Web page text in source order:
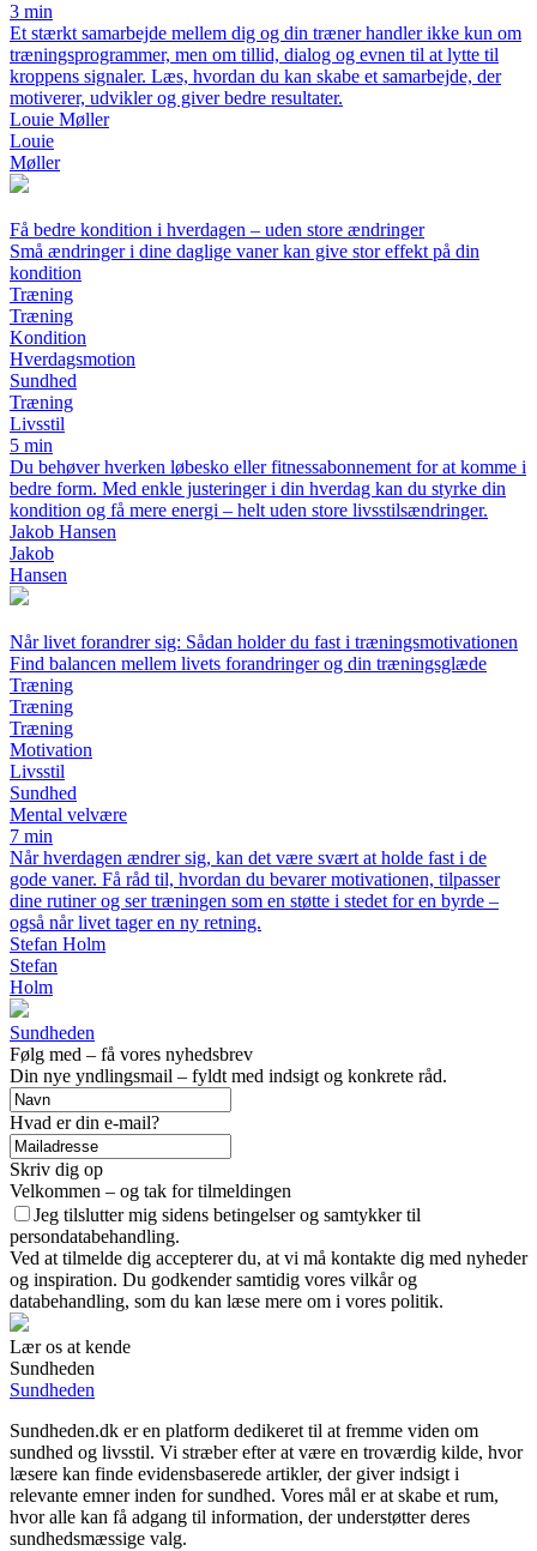
3 min
Et stærkt samarbejde mellem dig og din træner handler ikke kun om
træningsprogrammer, men om tillid, dialog og evnen til at lytte til
kroppens signaler. Læs, hvordan du kan skabe et samarbejde, der
motiverer, udvikler og giver bedre resultater.
Louie Møller
Louie
Møller
Få bedre kondition i hverdagen – uden store ændringer
Små ændringer i dine daglige vaner kan give stor effekt på din
kondition
Træning
Træning
Kondition
Hverdagsmotion
Sundhed
Træning
Livsstil
5 min
Du behøver hverken løbesko eller fitnessabonnement for at komme i
bedre form. Med enkle justeringer i din hverdag kan du styrke din
kondition og få mere energi – helt uden store livsstilsændringer.
Jakob Hansen
Jakob
Hansen
Når livet forandrer sig: Sådan holder du fast i træningsmotivationen
Find balancen mellem livets forandringer og din træningsglæde
Træning
Træning
Træning
Motivation
Livsstil
Sundhed
Mental velvære
7 min
Når hverdagen ændrer sig, kan det være svært at holde fast i de
gode vaner. Få råd til, hvordan du bevarer motivationen, tilpasser
dine rutiner og ser træningen som en støtte i stedet for en byrde –
også når livet tager en ny retning.
Stefan Holm
Stefan
Holm
Sundheden
Følg med – få vores nyhedsbrev
Din nye yndlingsmail – fyldt med indsigt og konkrete råd.
Hvad er din e-mail?
Skriv dig op
Velkommen – og tak for tilmeldingen
Jeg tilslutter mig sidens betingelser og samtykker til
persondatabehandling.
Ved at tilmelde dig accepterer du, at vi må kontakte dig med nyheder
og inspiration. Du godkender samtidig vores vilkår og
databehandling, som du kan læse mere om i vores politik.
Lær os at kende
Sundheden
Sundheden
Sundheden.dk er en platform dedikeret til at fremme viden om
sundhed og livsstil. Vi stræber efter at være en troværdig kilde, hvor
læsere kan finde evidensbaserede artikler, der giver indsigt i
relevante emner inden for sundhed. Vores mål er at skabe et rum,
hvor alle kan få adgang til information, der understøtter deres
sundhedsmæssige valg.